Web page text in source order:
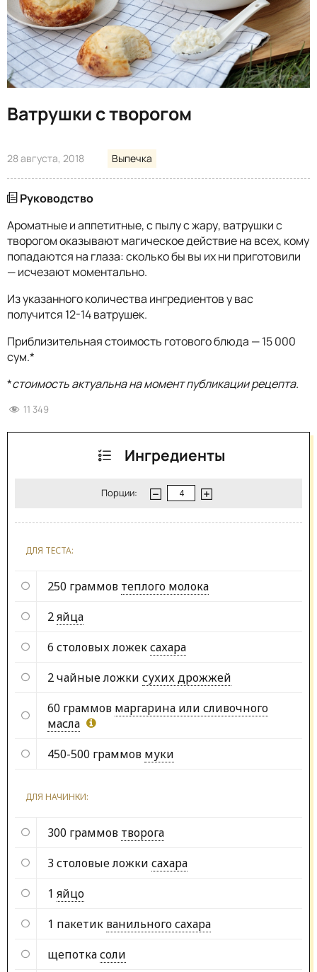
Ватрушки с творогом
28 августа, 2018 Выпечка
Руководство
Ароматные и аппетитные, с пылу с жару, ватрушки с
творогом оказывают магическое действие на всех, кому
попадаются на глаза: сколько бы вы их ни приготовили
— исчезают моментально.
Из указанного количества ингредиентов у вас
получится 12-14 ватрушек.
Приблизительная стоимость готового блюда — 15 000
сум.*
*стоимость актуальна на момент публикации рецепта.
11 349
Ингредиенты
Порции:
ДЛЯ ТЕСТА:
250 граммов теплого молока
2яйца
6 столовых ложексахара
2 чайные ложки сухих дрожжей
60 граммов маргарина или сливочного
масла
450-500 граммов муки
ДЛЯ НАЧИНКИ:
300 граммов творога
3 столовые ложки сахара
1 яйцо
1 пакетик ванильного сахара
щепоткасоли